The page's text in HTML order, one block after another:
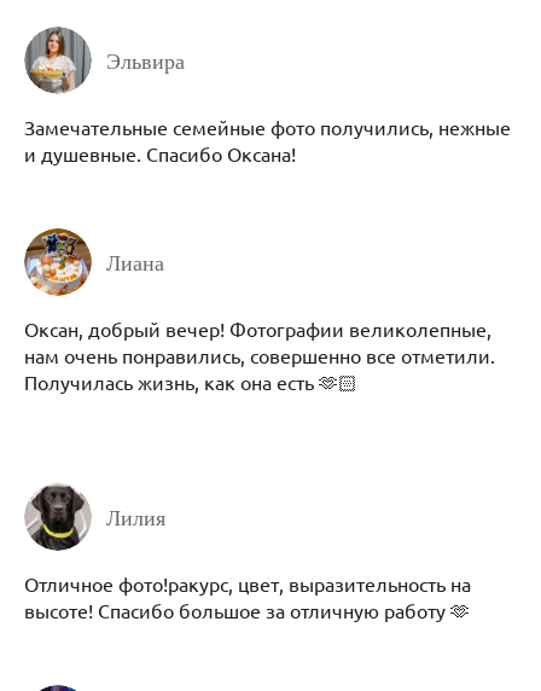
Эльвира
Замечательные семейные фото получились, нежные
и душевные. Спасибо Оксана!
Лиана
Оксан, добрый вечер! Фотографии великолепные,
нам очень понравились, совершенно все отметили.
Получилась жизнь, как она есть 🫶🏻
Лилия
Отличное фото!ракурс, цвет, выразительность на
высоте! Спасибо большое за отличную работу 🫶